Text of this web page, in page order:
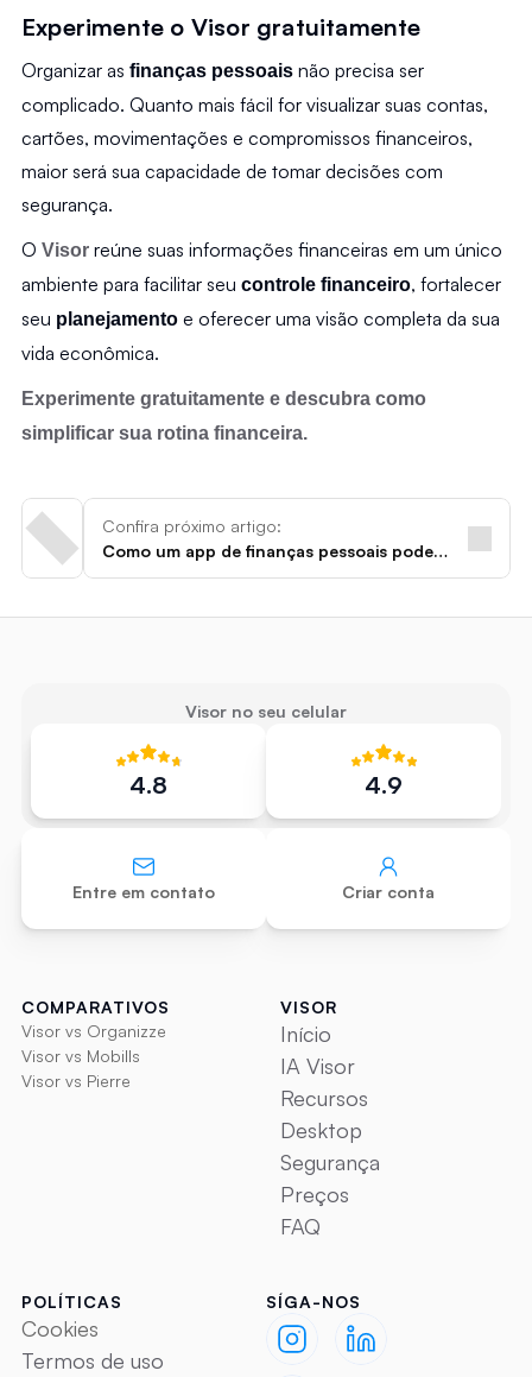
Experimente o Visor gratuitamente
Organizar as finanças pessoais não precisa ser
complicado. Quanto mais fácil for visualizar suas contas,
cartões, movimentações e compromissos financeiros,
maior será sua capacidade de tomar decisões com
segurança.
O Visor reúne suas informações financeiras em um único
ambiente para facilitar seu controle financeiro, fortalecer
seu planejamento e oferecer uma visão completa da sua
vida econômica.
Experimente gratuitamente e descubra como
simplificar sua rotina financeira.
Confira próximo artigo:
Como um app de finanças pessoais pode
facilitar sua organização financeira?
Visor no seu celular
4.8 4.9
Entre em contato Criar conta
COMPARATIVOS
Visor vs Organizze
Visor vs Mobills
Visor vs Pierre
VISOR
Início
IA Visor
Recursos
Desktop
Segurança
Preços
FAQ
POLÍTICAS
Cookies
Termos de uso
SÍGA-NOS